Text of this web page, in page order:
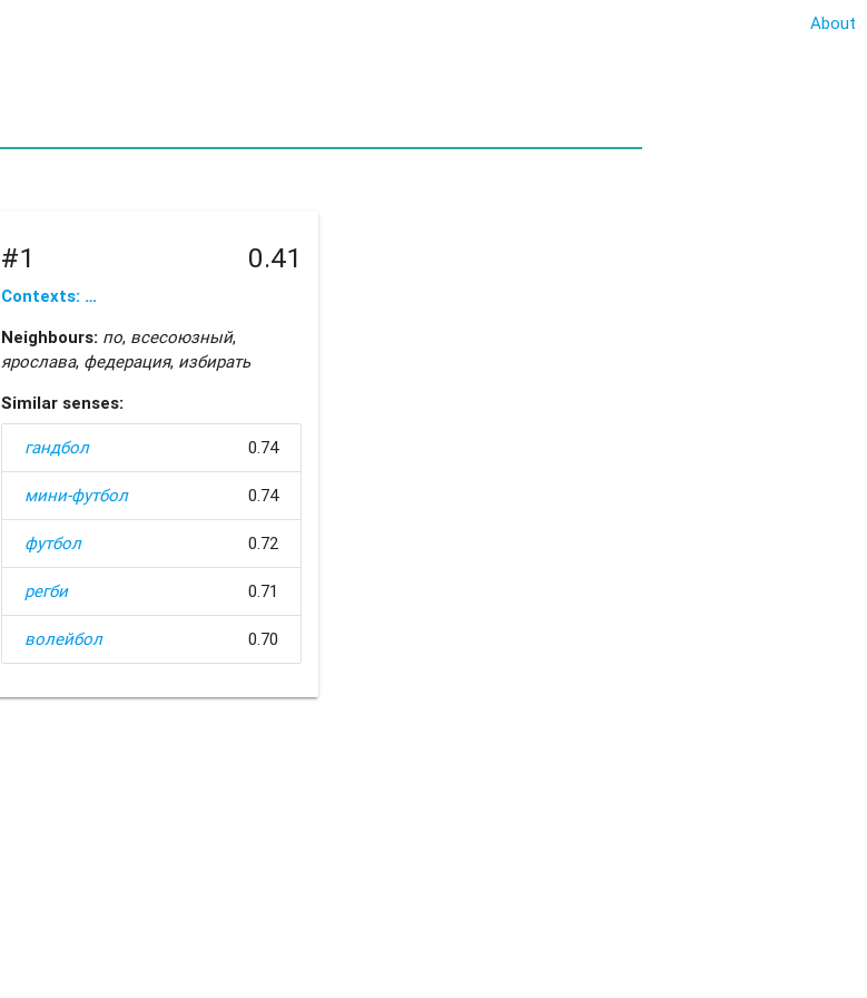
About
#1 0.41
Contexts: …
Neighbours: по, всесоюзный,
ярослава, федерация, избирать
Similar senses:
гандбол 0.74
мини-футбол 0.74
футбол 0.72
регби 0.71
волейбол 0.70